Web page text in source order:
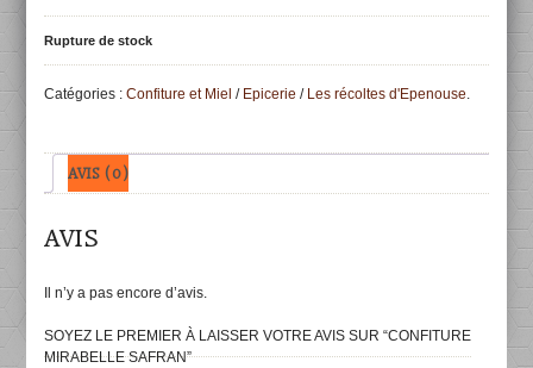
sur
Rupture de stock
Catégories :Confiture et Miel / Epicerie / Les récoltes d'Epenouse.
AVIS (0)
AVIS
Il n’y a pas encore d’avis.
SOYEZ LE PREMIER À LAISSER VOTRE AVIS SUR “CONFITURE
MIRABELLE SAFRAN”